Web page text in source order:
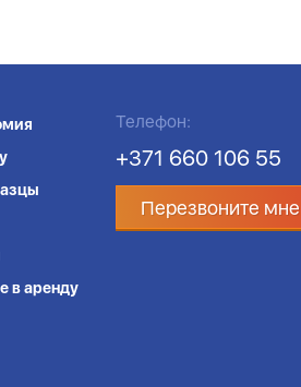
в аренду
Телефон:
+371 660 106 55
Перезвоните мне